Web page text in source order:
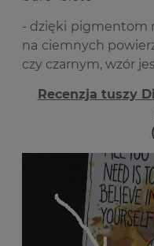
- dzięki pigmentom
na ciemnych
czy czarnym, wzór
Recenzja tuszy